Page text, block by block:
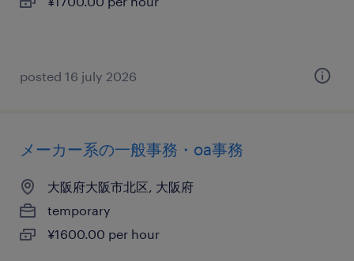
posted 16 july 2026
メーカー系の一般事務・oa事務
大阪府大阪市北区, 大阪府
temporary
¥1600.00 per hour